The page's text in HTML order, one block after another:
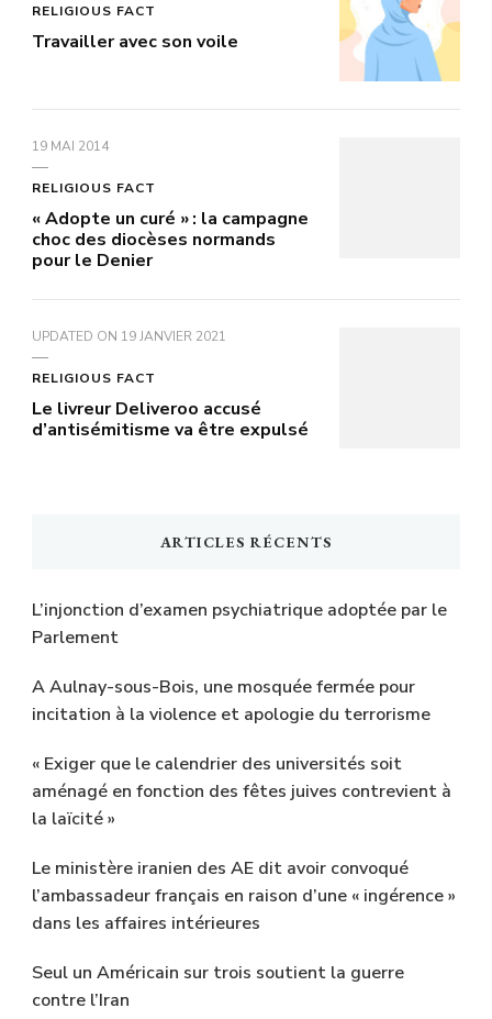
RELIGIOUS FACT
Travailler avec son voile
19 MAI 2014
RELIGIOUS FACT
« Adopte un curé » : la campagne
choc des diocèses normands
pour le Denier
UPDATED ON 19 JANVIER 2021
RELIGIOUS FACT
Le livreur Deliveroo accusé
d’antisémitisme va être expulsé
ARTICLES RÉCENTS
L’injonction d’examen psychiatrique adoptée par le
Parlement
A Aulnay-sous-Bois, une mosquée fermée pour
incitation à la violence et apologie du terrorisme
« Exiger que le calendrier des universités soit
aménagé en fonction des fêtes juives contrevient à
la laïcité »
Le ministère iranien des AE dit avoir convoqué
l’ambassadeur français en raison d’une « ingérence »
dans les affaires intérieures
Seul un Américain sur trois soutient la guerre
contre l’Iran